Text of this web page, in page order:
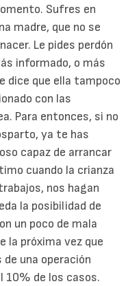
Sufres en
madre, que no se
Le pides perdón
informado, o más
dice que ella tampoco
con las
Para entonces, si no
ya te has
capaz de arrancar
cuando la crianza
nos hagan
la posibilidad de
un poco de mala
la próxima vez que
una operación
10% de los casos.